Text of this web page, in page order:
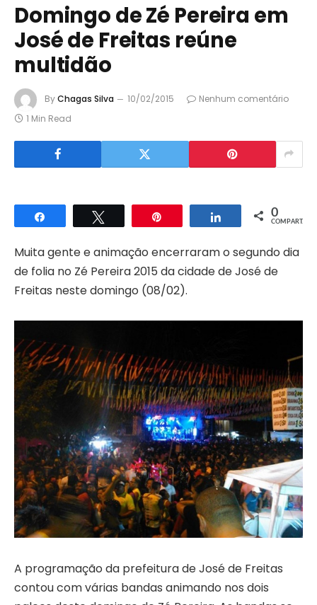
Domingo de Zé Pereira em
José de Freitas reúne
multidão
ByChagas Silva 10/02/2015
Nenhum comentário
1 Min Read
Compartilhar Compartilhar
0
COMPART.
Muita gente e animação encerraram o segundo dia
de folia no Zé Pereira 2015 da cidade de José de
Freitas neste domingo (08/02).
A programação da prefeitura de José de Freitas
contou com várias bandas animando nos dois